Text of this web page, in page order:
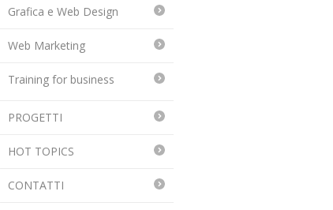
Grafica e Web Design
Web Marketing
Training for business
PROGETTI
HOT TOPICS
CONTATTI